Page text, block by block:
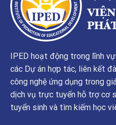
IPED hoạt động trong lĩnh
các Dự án hợp tác, liên kết
công nghệ ứng dụng trong
dịch vụ trực tuyến hỗ trợ cơ
tuyển sinh và tìm kiếm học